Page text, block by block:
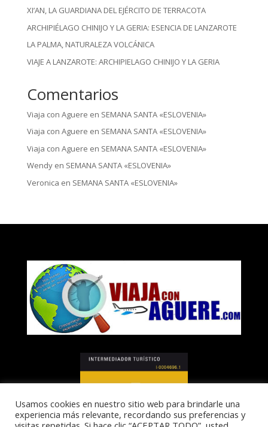
XI’AN, LA GUARDIANA DEL EJÉRCITO DE TERRACOTA
ARCHIPIÉLAGO CHINIJO Y LA GERIA: ESENCIA DE LANZAROTE
LA PALMA, NATURALEZA VOLCÁNICA
VIAJE A LANZAROTE: ARCHIPIELAGO CHINIJO Y LA GERIA
Comentarios
Viaja con Aguere en SEMANA SANTA «ESLOVENIA»
Viaja con Aguere en SEMANA SANTA «ESLOVENIA»
Viaja con Aguere en SEMANA SANTA «ESLOVENIA»
Wendyen SEMANA SANTA «ESLOVENIA»
Veronica en SEMANA SANTA «ESLOVENIA»
Usamos cookies en nuestro sitio web para brindarle una
experiencia más relevante, recordando sus preferencias y